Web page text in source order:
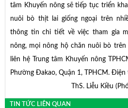
tâm Khuyến nông sẽ tiếp tục triển
nuôi bò thịt lai giống ngoại trên
thông tin chi tiết về việc tham gia
nông, mọi nông hộ chăn nuôi bò
liên hệ Trung tâm Khuyến nông
Phường Đakao, Quận 1, TPHCM. Điện
ThS. Liễu Kiều
TIN TỨC LIÊN QUAN